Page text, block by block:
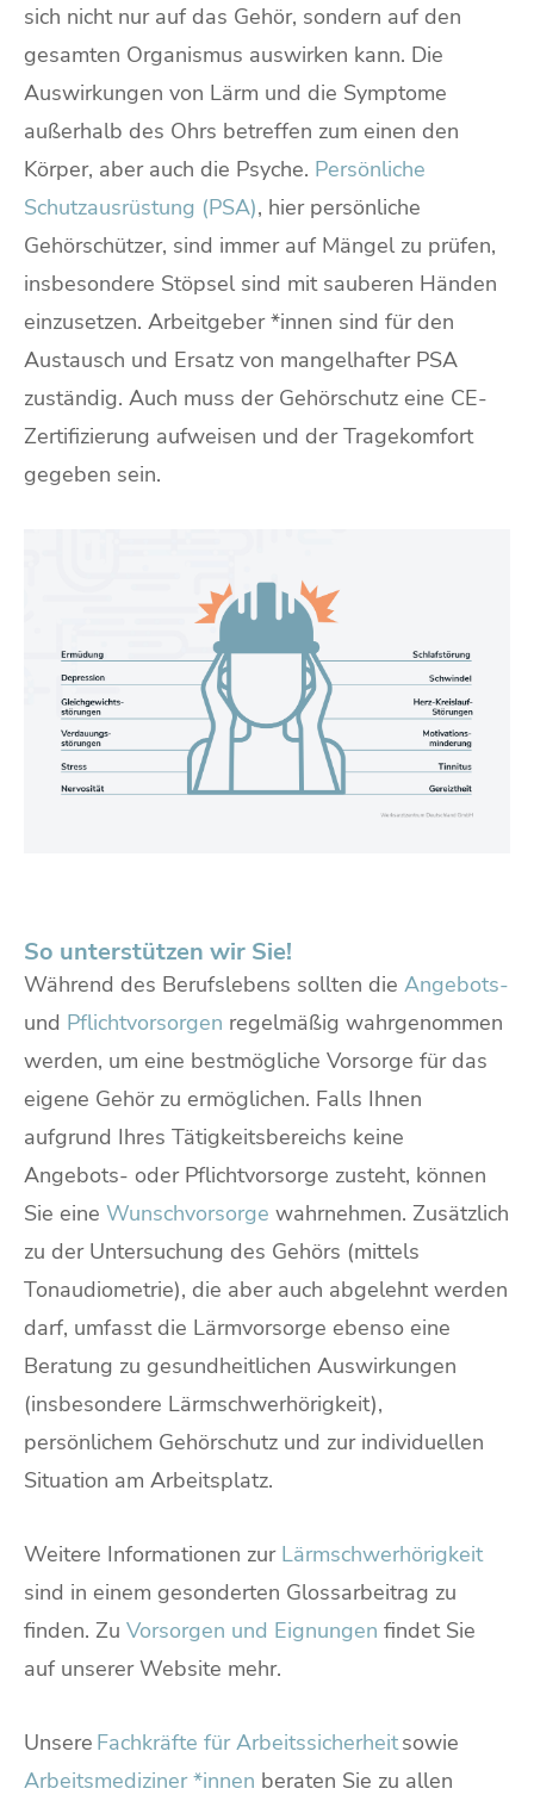
sich nicht nur auf das Gehör, sondern auf den
gesamten Organismus auswirken kann. Die
Auswirkungen von Lärm und die Symptome
außerhalb des Ohrs betreffen zum einen den
Körper, aber auch die Psyche. Persönliche
Schutzausrüstung (PSA), hier persönliche
Gehörschützer, sind immer auf Mängel zu prüfen,
insbesondere Stöpsel sind mit sauberen Händen
einzusetzen. Arbeitgeber *innen sind für den
Austausch und Ersatz von mangelhafter PSA
zuständig. Auch muss der Gehörschutz eine CE-
Zertifizierung aufweisen und der Tragekomfort
gegeben sein.
So unterstützen wir Sie!
Während des Berufslebens sollten die Angebots-
und Pflichtvorsorgen regelmäßig wahrgenommen
werden, um eine bestmögliche Vorsorge für das
eigene Gehör zu ermöglichen. Falls Ihnen
aufgrund Ihres Tätigkeitsbereichs keine
Angebots- oder Pflichtvorsorge zusteht, können
Sie eine Wunschvorsorge wahrnehmen. Zusätzlich
zu der Untersuchung des Gehörs (mittels
Tonaudiometrie), die aber auch abgelehnt werden
darf, umfasst die Lärmvorsorge ebenso eine
Beratung zu gesundheitlichen Auswirkungen
(insbesondere Lärmschwerhörigkeit),
persönlichem Gehörschutz und zur individuellen
Situation am Arbeitsplatz.
Weitere Informationen zur Lärmschwerhörigkeit
sind in einem gesonderten Glossarbeitrag zu
finden. Zu Vorsorgen und Eignungen findet Sie
auf unserer Website mehr.
Unsere Fachkräfte für Arbeitssicherheitsowie
Arbeitsmediziner *innen beraten Sie zu allen